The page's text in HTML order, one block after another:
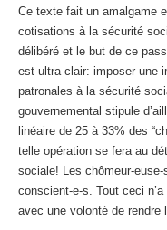
Ce texte fait un amalgame
cotisations à la sécurité
délibéré et le but de ce
est ultra clair: imposer une
patronales à la sécurité
gouvernemental stipule
linéaire de 25 à 33% des
telle opération se fera au
sociale! Les chômeur-
conscient-e-s. Tout ceci
avec une volonté de rendre